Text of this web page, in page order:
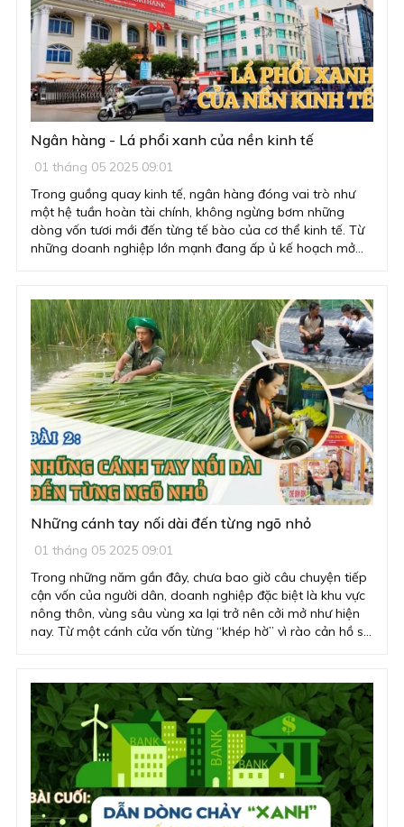
còn ở khía cạnh môi trường, xã hội và bản sắc văn hóa
bản địa.
Ngân hàng - Lá phổi xanh của nền kinh tế
01 tháng 05 2025 09:01
Trong guồng quay kinh tế, ngân hàng đóng vai trò như
một hệ tuần hoàn tài chính, không ngừng bơm những
dòng vốn tươi mới đến từng tế bào của cơ thể kinh tế. Từ
những doanh nghiệp lớn mạnh đang ấp ủ kế hoạch mở
tương lai, tất cả đều cần đến nguồn lực tài chính này để
hiện thực hoá khát vọng.
Những cánh tay nối dài đến từng ngõ nhỏ
01 tháng 05 2025 09:01
Trong những năm gần đây, chưa bao giờ câu chuyện tiếp
cận vốn của người dân, doanh nghiệp đặc biệt là khu vực
nông thôn, vùng sâu vùng xa lại trở nên cởi mở như hiện
nay. Từ một cánh cửa vốn từng “khép hờ” vì rào cản hồ sơ,
đưa nhiều kế hoạch sản xuất, khởi sự kinh doanh vươn
mình mạnh mẽ.